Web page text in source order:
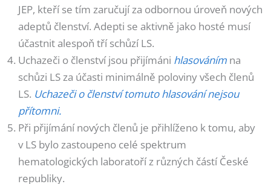
JEP, kteří se tím zaručují za odbornou úroveň nových
adeptů členství. Adepti se aktivně jako hosté musí
účastnit alespoň tří schůzí LS.
Uchazeči o členství jsou přijímáni hlasováním na
schůzi LS za účasti minimálně poloviny všech členů
LS. Uchazeči o členství tomuto hlasování nejsou
přítomni.
Při přijímání nových členů je přihlíženo k tomu, aby
v LS bylo zastoupeno celé spektrum
hematologických laboratoří z různých částí České
republiky.